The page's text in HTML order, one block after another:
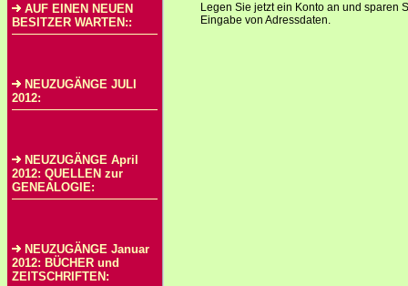
AUF EINEN NEUEN
BESITZER WARTEN::
NEUZUGÄNGE JULI
2012:
NEUZUGÄNGE April
2012: QUELLEN zur
GENEALOGIE:
NEUZUGÄNGE Januar
2012: BÜCHER und
ZEITSCHRIFTEN:
Legen Sie jetzt ein Konto an und sparen
Eingabe von Adressdaten.